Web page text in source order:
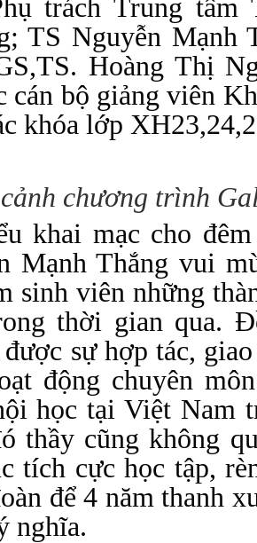
trách Trung tâm
TS Nguyễn Mạnh
Hoàng Thị
cán bộ giảng viên
khóa lớp
chương trình
khai mạc cho
Mạnh Thắng vui
sinh viên những
thời gian qua.
sự hợp tác,
động chuyên
học tại Việt Nam
thầy cũng không
tích cực học tập,
để 4 năm thanh
nghĩa.